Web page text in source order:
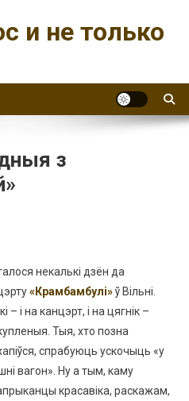
и не только
з
некалькі дзён да
«Крамбамбулі»ў Вільні.
– і на канцэрт, і на цягнік –
Тыя, хто позна
спрабуюць ускочыць «у
вагон». Ну а тым, каму
красавіка, раскажам,